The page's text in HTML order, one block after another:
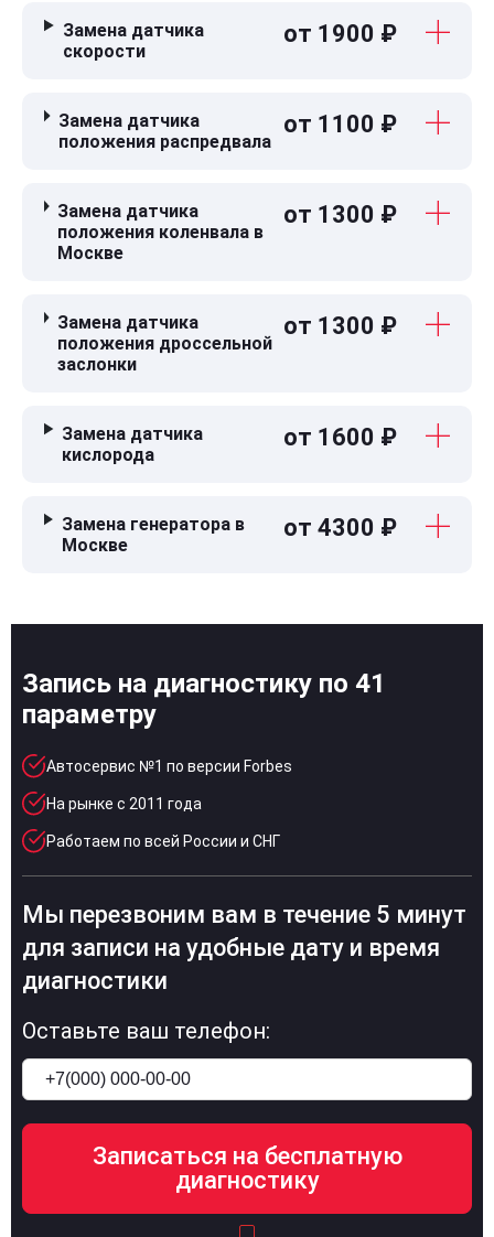
Замена датчика
скорости
от 1900 ₽
Замена датчика
положения распредвала
от 1100 ₽
Замена датчика
положения коленвала в
Москве
от 1300 ₽
Замена датчика
положения дроссельной
заслонки
от 1300 ₽
Замена датчика
кислорода
от 1600 ₽
Замена генератора в
Москве
от 4300 ₽
Запись на диагностику по 41
параметру
Автосервис №1 по версии Forbes
На рынке с 2011 года
Работаем по всей России и СНГ
Мы перезвоним вам в течение 5 минут
для записи на удобные дату и время
диагностики
Оставьте ваш телефон: